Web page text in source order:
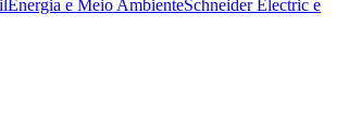
Energia e Meio AmbienteSchneider Electric e